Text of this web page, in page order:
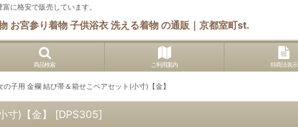
に格安で販売しています。
お宮参り着物 子供浴衣 洗える着物 の通販｜京都室町st.
商品検索 ご利用案内 特商法表示
子用 金襴 結び帯＆箱せこペアセット(小寸)【金】
)【金】 [DPS305]